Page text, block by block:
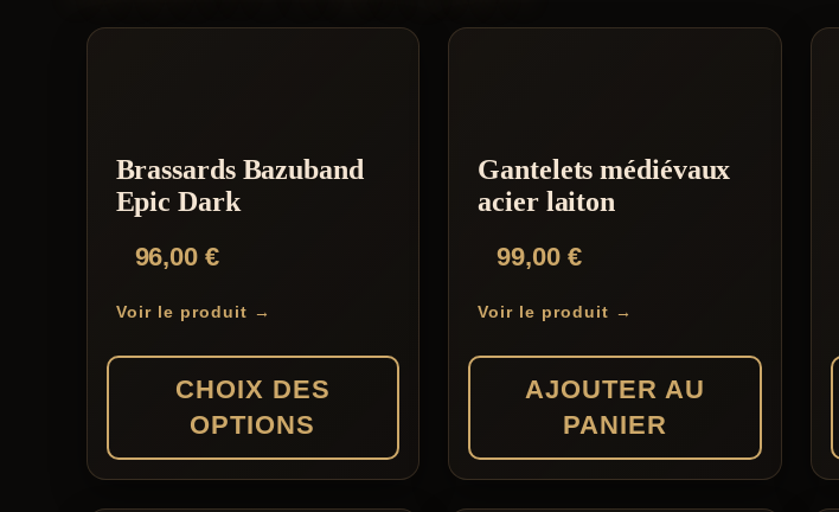
Brassards Bazuband
Epic Dark
96,00 €
Voir le produit →
CHOIX DES
OPTIONS
Gantelets médiévaux
acier laiton
99,00 €
Voir le produit →
AJOUTER AU
PANIER